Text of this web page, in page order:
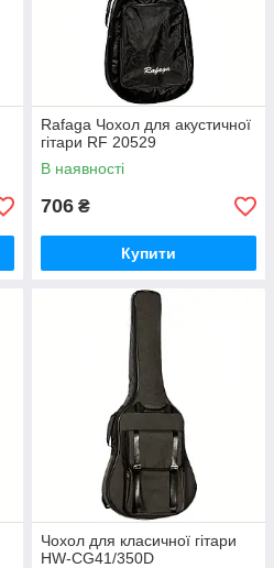
Rafaga Чохол для акустичної
гітари RF 20529
В наявності
706 ₴
Купити
Чохол для класичної гітари
HW-CG41/350D